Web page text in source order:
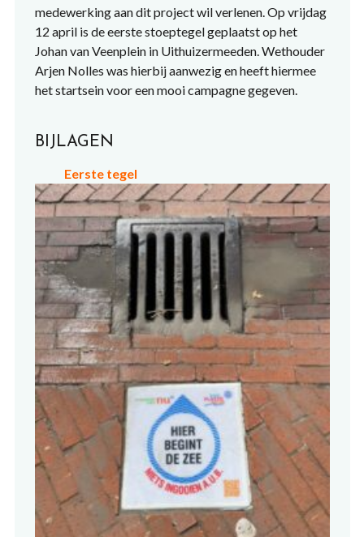
medewerking aan dit project wil verlenen. Op vrijdag
12 april is de eerste stoeptegel geplaatst op het
Johan van Veenplein in Uithuizermeeden. Wethouder
Arjen Nolles was hierbij aanwezig en heeft hiermee
het startsein voor een mooi campagne gegeven.
BIJLAGEN
Eerste tegel